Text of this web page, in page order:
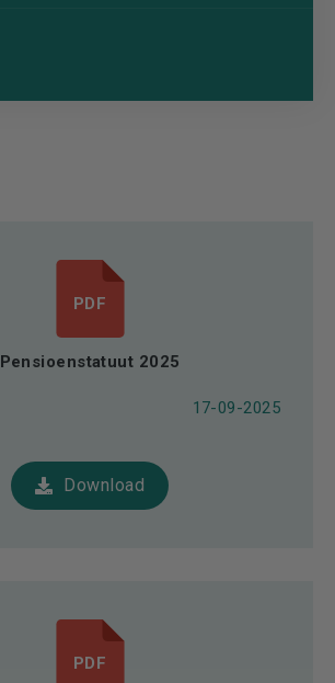
PDF
Pensioenstatuut 2025
17-09-2025
Download
PDF